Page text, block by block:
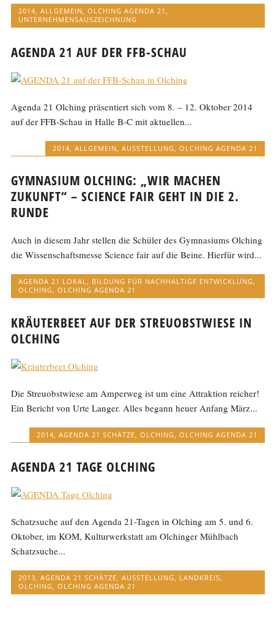
2014,ALLGEMEIN,OLCHING AGENDA 21,
UNTERNEHMENSAUSZEICHNUNG
AGENDA 21 AUF DER FFB-SCHAU
Agenda 21 Olching präsentiert sich vom 8. – 12. Oktober 2014
auf der FFB-Schau in Halle B-C mit aktuellen...
2014 ALLGEMEIN AUSSTELLUNG OLCHING AGENDA 21
GYMNASIUM OLCHING: „WIR MACHEN
ZUKUNFT“ – SCIENCE FAIR GEHT IN DIE 2.
RUNDE
Auch in diesem Jahr stellen die Schüler des Gymnasiums Olching
die Wissenschaftsmesse Science fair auf die Beine. Hierfür wird...
AGENDA 21 LOKAL, BILDUNG FÜR NACHHALTIGE ENTWICKLUNG,
OLCHING,OLCHING AGENDA 21
KRÄUTERBEET AUF DER STREUOBSTWIESE IN
OLCHING
Die Streuobstwiese am Amperweg ist um eine Attraktion reicher!
Ein Bericht von Urte Langer. Alles begann heuer Anfang März...
2014 AGENDA 21 SCHÄTZE OLCHING OLCHING AGENDA 21
AGENDA 21 TAGE OLCHING
Schatzsuche auf den Agenda 21-Tagen in Olching am 5. und 6.
Oktober, im KOM, Kulturwerkstatt am Olchinger Mühlbach
Schatzsuche...
2013,AGENDA 21 SCHÄTZE,AUSSTELLUNG, LANDKREIS,
OLCHING,OLCHING AGENDA 21